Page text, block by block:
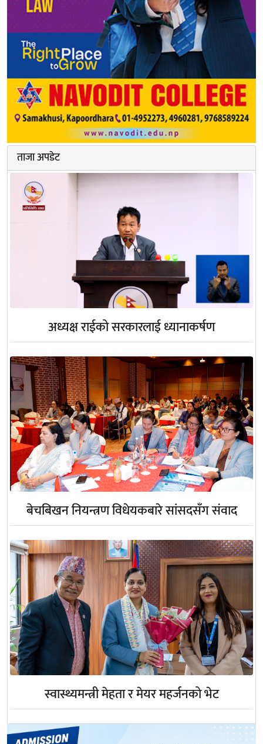
ताजा अपडेट
अध्यक्ष राईको सरकारलाई ध्यानाकर्षण
बेचबिखन नियन्त्रण विधेयकबारे सांसदसँग संवाद
स्वास्थ्यमन्त्री मेहता र मेयर महर्जनको भेट